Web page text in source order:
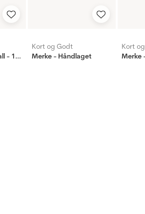
Knapp - Snøkrystall - 15mm
Kort og Godt
Merke - Håndlaget
Kort
Merke